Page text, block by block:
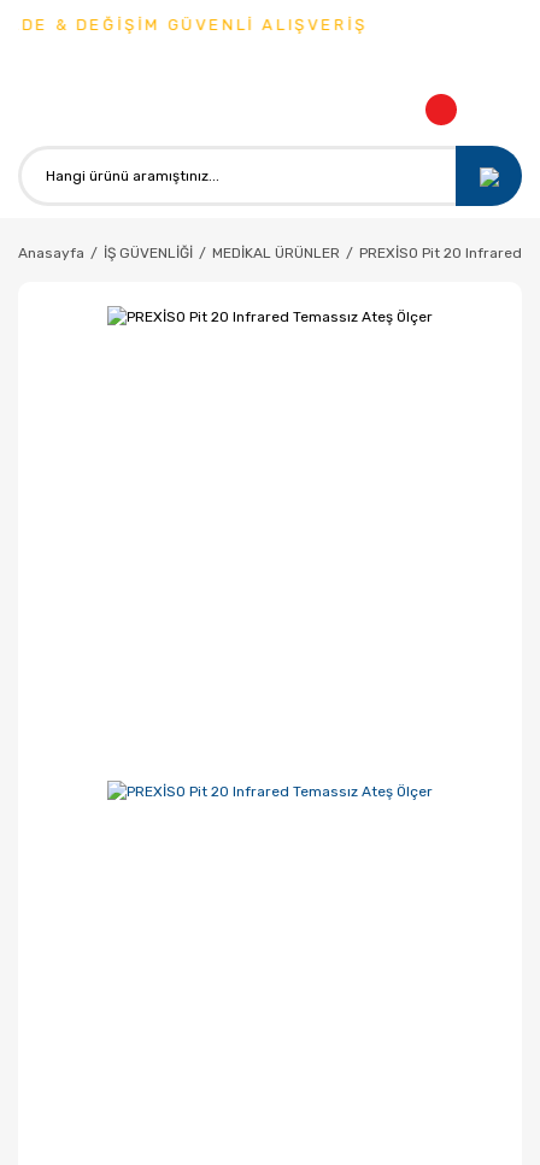
GÜVENLİ ALIŞVERİŞ
Anasayfa İŞ GÜVENLİĞİ MEDİKAL ÜRÜNLER PREXİSO Pit 20 Infrared